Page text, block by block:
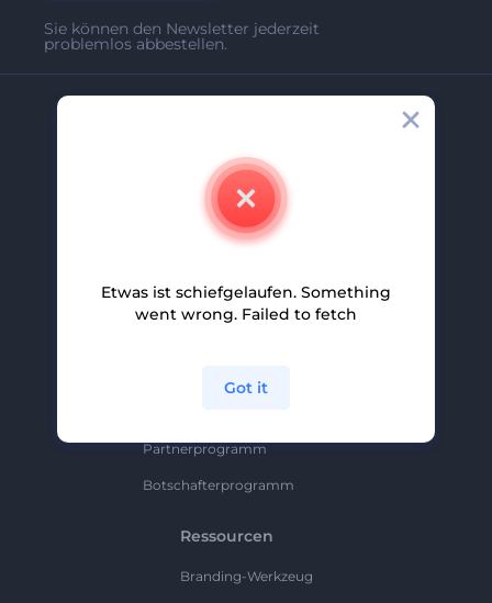
Sie können den Newsletter jederzeit
problemlos abbestellen.
Partnerprogramm
Partnerprogramm
Botschafterprogramm
Ressourcen
Branding-Werkzeug
Etwas ist schiefgelaufen. Something
went wrong. Failed to fetch
Got it